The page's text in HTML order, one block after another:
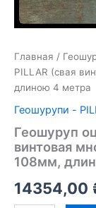
Главная /
PILLAR (свая
длиною 4 метра
Геошурупи -
Геошуруп
винтовая
108мм,
14354,00